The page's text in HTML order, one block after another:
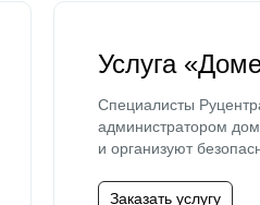
Услуга
Специалисты
администратором
и организуют
Заказать услугу